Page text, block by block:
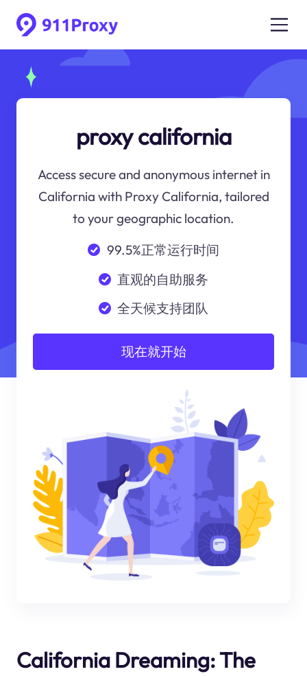
proxy california
Access secure and anonymous internet in
California with Proxy California, tailored
to your geographic location.
99.5%正常运行时间
直观的自助服务
全天候支持团队
现在就开始
California Dreaming: The